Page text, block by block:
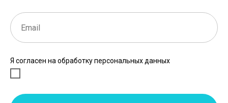
Я согласен на обработку персональных данных